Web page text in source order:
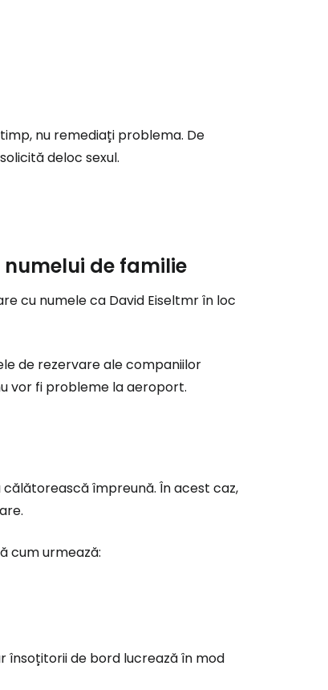
nu remediați problema. De
deloc sexul.
de familie
cu numele ca David Eiseltmr în loc
de rezervare ale companiilor
vor fi probleme la aeroport.
împreună. În acest caz,
cum urmează:
însoțitorii de bord lucrează în mod
Cestee
cu Google
cu Facebook
cu e-mailul